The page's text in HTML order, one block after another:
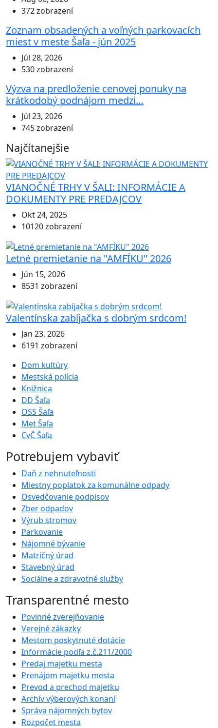
372 zobrazení
Zoznam obsadených a voľných parkovacích
miest v meste Šaľa - jún 2025
Júl 28, 2026
530 zobrazení
Výzva na predloženie cenovej ponuky na
krátkodobý podnájom medzi…
Júl 23, 2026
745 zobrazení
Najčítanejšie
VIANOČNÉ TRHY V ŠALI: INFORMÁCIE A
DOKUMENTY PRE PREDAJCOV
Okt 24, 2025
10120 zobrazení
Letné premietanie na "AMFÍKU" 2026
Jún 15, 2026
8531 zobrazení
Valentínska zabíjačka s dobrým srdcom!
Jan 23, 2026
6191 zobrazení
Dom kultúry
Mestská polícia
Knižnica
DD Šaľa
OSS Šaľa
Met Šaľa
CvČ Šaľa
Potrebujem vybaviť
Daň z nehnuteľnosti
Miestny poplatok za komunálne odpady
Osvedčovanie podpisov
Zber odpadov
Výrub stromov
Parkovanie
Nájomné bývanie
Matričný úrad
Stavebný úrad
Sociálne a zdravotné služby
Transparentné mesto
Povinné zverejňovanie
Verejné zákazky
Mestom poskytnuté dotácie
Informácie podľa z.č.211/2000
Predaj majetku mesta
Prenájom majetku mesta
Prevod a prechod majetku
Archív výberových konaní
Správa nájomných bytov
Rozpočet mesta